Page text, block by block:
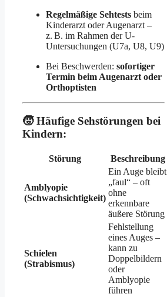
Regelmäßige Sehtests beim
Kinderarzt oder Augenarzt –
z. B. im Rahmen der U-
Untersuchungen (U7a, U8, U9)
Bei Beschwerden: sofortiger
Termin beim Augenarzt oder
Orthoptisten
🧒 Häufige Sehstörungen bei
Kindern:
Störung Beschreibung
Amblyopie
(Schwachsichtigkeit)
Ein Auge bleibt
„faul“ – oft
ohne
erkennbare
äußere Störung
Schielen
(Strabismus)
Fehlstellung
eines Auges –
kann zu
Doppelbildern
oder
Amblyopie
führen